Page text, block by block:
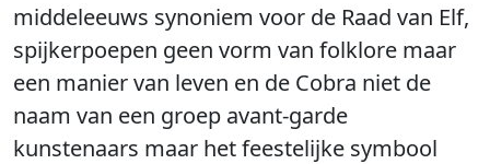
middeleeuws synoniem voor de Raad van Elf,
spijkerpoepen geen vorm van folklore maar
een manier van leven en de Cobra niet de
naam van een groep avant-garde
kunstenaars maar het feestelijke symbool